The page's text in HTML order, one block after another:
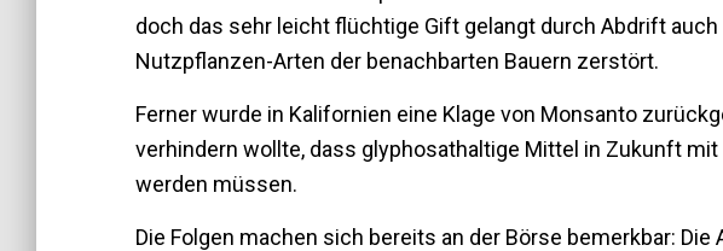
doch das sehr leicht flüchtige Gift gelangt durch Abdrift auch
Nutzpflanzen-Arten der benachbarten Bauern zerstört.
Ferner wurde in Kalifornien eine Klage von Monsanto
verhindern wollte, dass glyphosathaltige Mittel in Zukunft
werden müssen.
Die Folgen machen sich bereits an der Börse bemerkbar: Die